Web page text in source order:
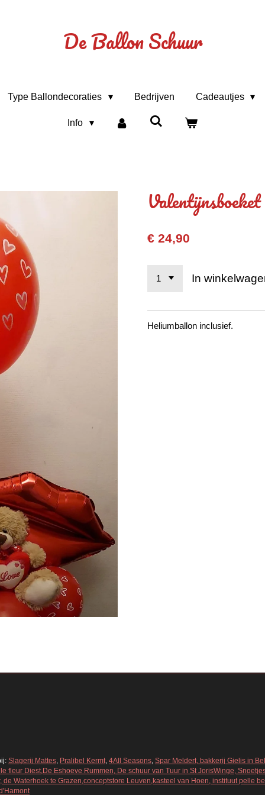
De Ballon Schuur
Type Ballondecoraties Bedrijven Cadeautjes
Info
€ 24,90
In
Heliumballon inclusief.
Slagerij Mattes Pralibel Kermt 4All Seasons Spar Meldert, bakkerij Gielis in
fleur Diest,De Eshoeve Rummen, De schuur van Tuur in St JorisWinge,
de Waterhoek te Grazen,conceptstore Leuven,kasteel van Hoen, instituut pelle